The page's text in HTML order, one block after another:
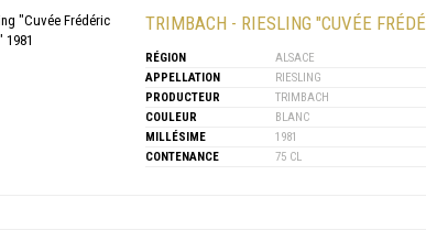
TRIMBACH - RIESLING "CUVÉE
RÉGION
ALSACE
APPELLATION
RIESLING
PRODUCTEUR
TRIMBACH
COULEUR
BLANC
MILLÉSIME
1981
CONTENANCE
75 CL